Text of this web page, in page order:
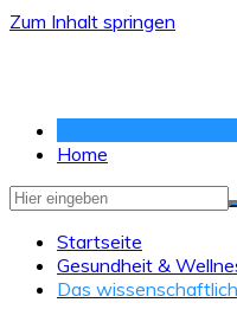
Zum Inhalt springen
Home
Startseite
Gesundheit &
Das